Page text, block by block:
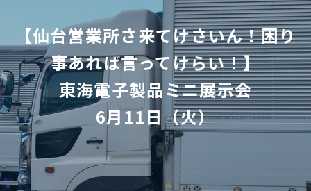
【仙台営業所さ来てけさいん！困り
事あれば言ってけらい！】
東海電子製品ミニ展示会
6月11日（火）